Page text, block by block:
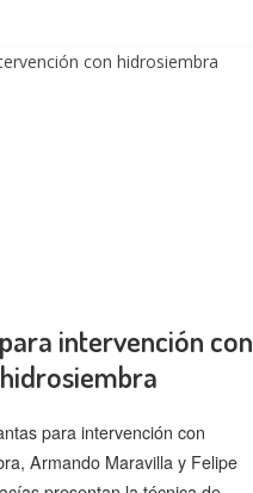
intervención con
hidrosiembra
para intervención con
Armando Maravilla y Felipe